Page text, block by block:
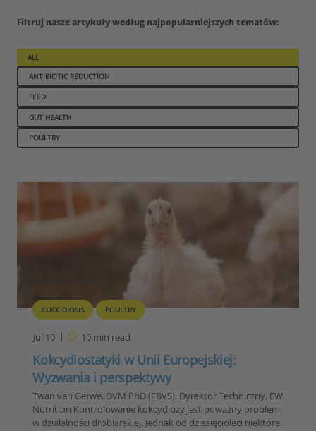
Filtruj nasze artykuły według najpopularniejszych tematów:
ALL
ANTIBIOTIC REDUCTION
FEED
GUT HEALTH
POULTRY
COCCIDIOSIS POULTRY
Jul 10 10min read
Kokcydiostatyki w Unii Europejskiej:
Wyzwania i perspektywy
Twan van Gerwe, DVM PhD (EBVS), Dyrektor Techniczny, EW
Nutrition Kontrolowanie kokcydiozy jest poważny problem
w działalności drobiarskiej. Jednak od dziesięcioleci niektóre